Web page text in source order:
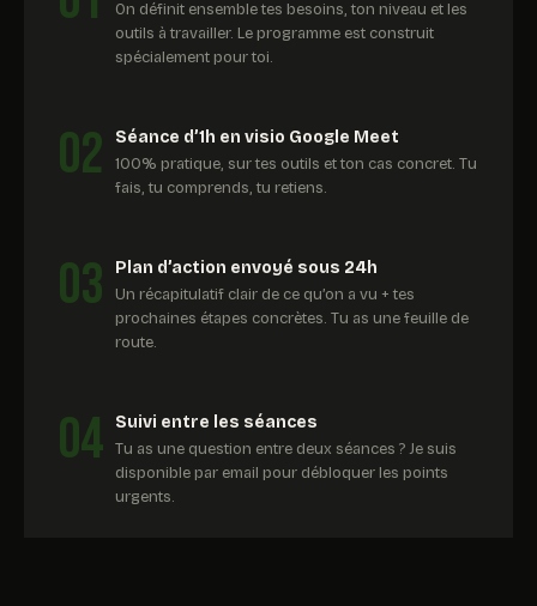
On définit ensemble tes besoins, ton niveau et les
outils à travailler. Le programme est construit
spécialement pour toi.
02 Séance d’1h en visio Google Meet
100% pratique, sur tes outils et ton cas concret. Tu
fais, tu comprends, tu retiens.
03 Plan d’action envoyé sous 24h
Un récapitulatif clair de ce qu’on a vu + tes
prochaines étapes concrètes. Tu as une feuille de
route.
04 Suivi entre les séances
Tu as une question entre deux séances ? Je suis
disponible par email pour débloquer les points
urgents.